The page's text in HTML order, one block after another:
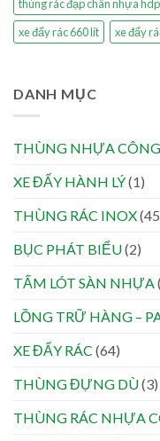
thùng rác đạp chân nhựa
xe đẩy rác 660 lít
xe đẩy
DANH MỤC
THÙNG NHỰA
XE ĐẨY HÀNH LÝ(1)
THÙNG RÁC INOX
BỤC PHÁT BIỂU(2)
TẤM LÓT SÀN NHỰA
LỒNG TRỮ HÀNG –
XE ĐẨY RÁC (64)
THÙNG ĐỰNG DÙ(3)
THÙNG RÁC NHỰA